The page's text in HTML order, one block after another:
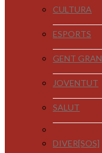
CULTURA
ESPORTS
GENT GRAN
JOVENTUT
SALUT
DIVER[SOS]